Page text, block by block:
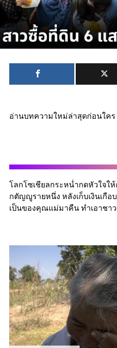
อ่านบทความใหม่ล่าสุดก่อนใคร
โลกโซเชียลกระหน่ำกดหัวใจใ
กตัญญูรายหนึ่ง หลังเก็บเงินเกื
เป็นของคุณแม่มาคืน ทำเอาชา